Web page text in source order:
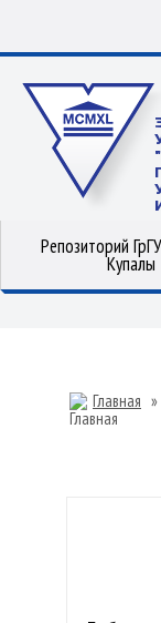
Репозиторий
Купалы
Главная »